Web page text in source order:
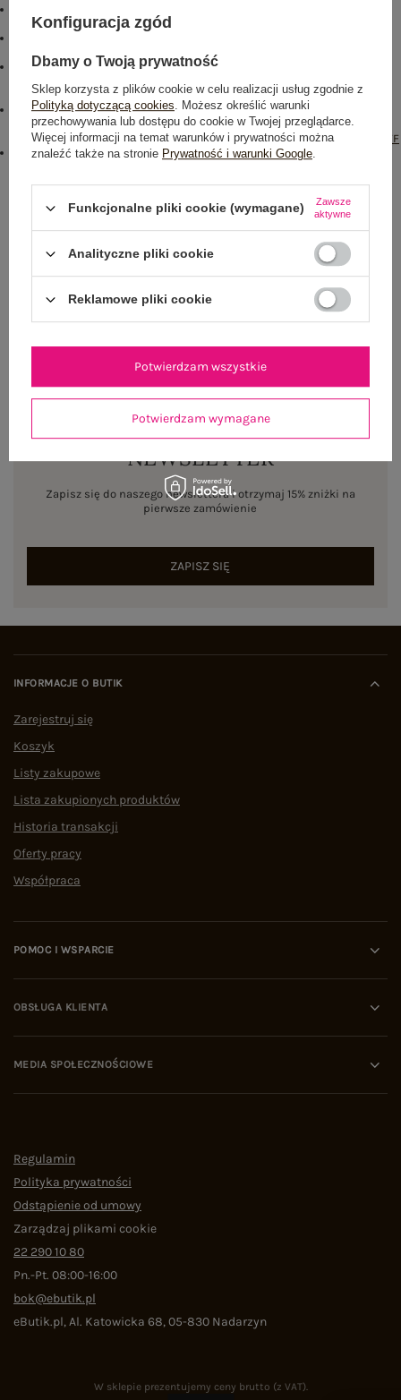
okrągły
pranie w pralce w 30°C
#modelka:
Modelka ma na sobie rozmiar S/M. Wymiary modelki: wzrost 169 cm,
biust 88 cm, talia 68 cm, biodra 89 cm
emblemat_FP:
txt_COTTON
COMFORT#546070#FFFFFF,dół,lewo,col,txt_BESTSELLER#0FA67E#FFFFFF
Buy the look:
Rozmiar: L/XL
Centrum Logistyczne Nadarzyn
Dostępny
NEWSLETTER
Zapisz się do naszego newslettera i otrzymaj 15% zniżki na
pierwsze zamówienie
ZAPISZ SIĘ
INFORMACJE O BUTIK
Zarejestruj się
Koszyk
Listy zakupowe
Lista zakupionych produktów
Historia transakcji
Oferty pracy
Współpraca
POMOC I WSPARCIE
OBSŁUGA KLIENTA
MEDIA SPOŁECZNOŚCIOWE
Regulamin
Polityka prywatności
Odstąpienie od umowy
Zarządzaj plikami cookie
22 290 10 80
Pn.-Pt. 08:00-16:00
bok@ebutik.pl
eButik.pl,Al. Katowicka 68,05-830 Nadarzyn
W sklepie prezentujemy ceny brutto (z VAT).
Konfiguracja zgód
Dbamy o Twoją prywatność
Sklep korzysta z plików cookie w celu realizacji usług zgodnie z
Polityką dotyczącą cookies. Możesz określić warunki
przechowywania lub dostępu do cookie w Twojej przeglądarce.
Więcej informacji na temat warunków i prywatności można
znaleźć także na stronie Prywatność i warunki Google.
Funkcjonalne pliki cookie (wymagane)
Zawsze
aktywne
Analityczne pliki cookie
Reklamowe pliki cookie
Potwierdzam wymagane
Potwierdzam wszystkie